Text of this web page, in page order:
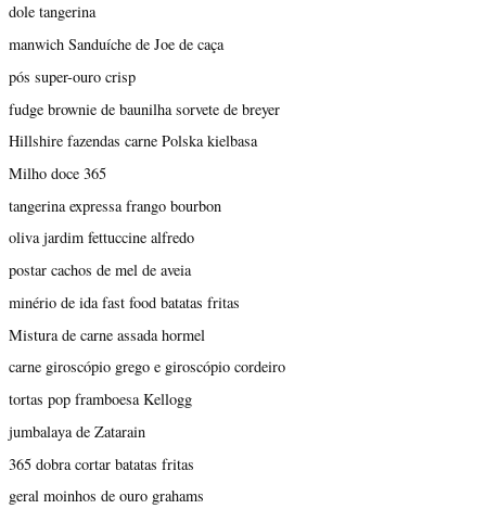
dole tangerina
manwich Sanduíche de Joe de caça
pós super-ouro crisp
fudge brownie de baunilha sorvete de breyer
Hillshire fazendas carne Polska kielbasa
Milho doce 365
tangerina expressa frango bourbon
oliva jardim fettuccine alfredo
postar cachos de mel de aveia
minério de ida fast food batatas fritas
Mistura de carne assada hormel
carne giroscópio grego e giroscópio cordeiro
tortas pop framboesa Kellogg
jumbalaya de Zatarain
365 dobra cortar batatas fritas
geral moinhos de ouro grahams